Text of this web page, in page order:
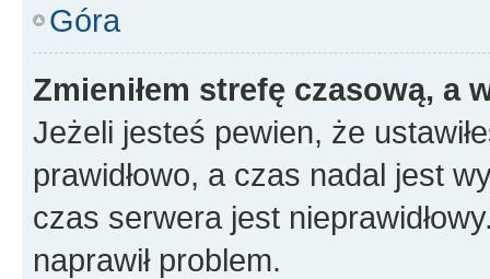
Góra
Zmieniłem strefę czasową, a
Jeżeli jesteś pewien, że
prawidłowo, a czas nadal jest
czas serwera jest
naprawił problem.